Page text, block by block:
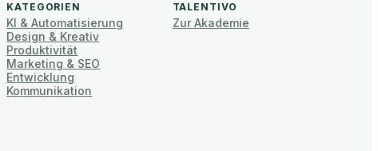
KATEGORIEN
KI & Automatisierung
Design & Kreativ
Produktivität
Marketing & SEO
Entwicklung
Kommunikation
TALENTIVO
Zur Akademie